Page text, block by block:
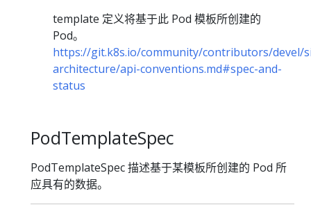
template 定义将基于此 Pod 模板所创建的
Pod。
https://git.k8s.io/community/contributors/devel/
architecture/api-conventions.md#spec-and-
status
PodTemplateSpec
PodTemplateSpec 描述基于某模板所创建的 Pod 所
应具有的数据。